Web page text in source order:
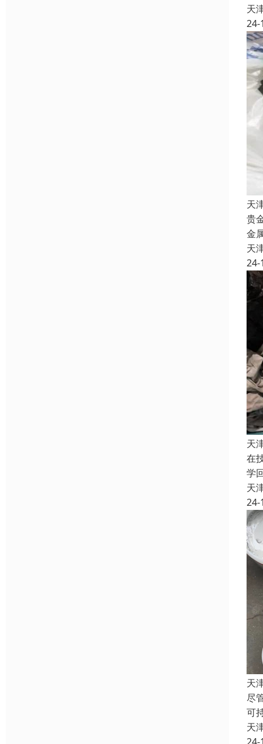
天
24-
天
贵
金
天
24-
天
在
学
天
24-
天
尽
可
天